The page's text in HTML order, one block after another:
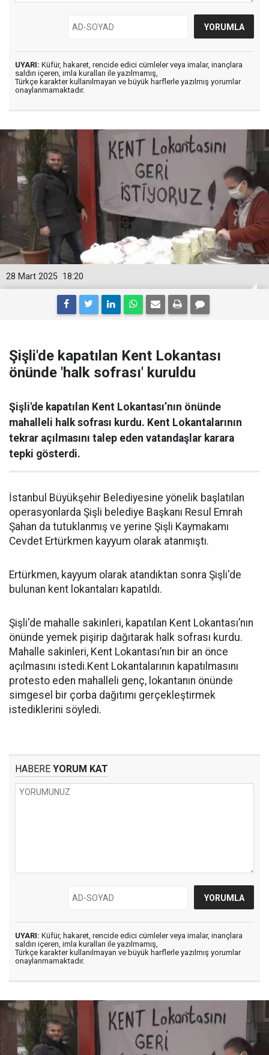
UYARI: Küfür, hakaret, rencide edici cümleler veya imalar, inançlara
saldırı içeren, imla kuralları ile yazılmamış,
Türkçe karakter kullanılmayan ve büyük harflerle yazılmış yorumlar
onaylanmamaktadır.
18:20
28 Mart 2025
Şişli'de kapatılan Kent Lokantası
önünde 'halk sofrası' kuruldu
Şişli'de kapatılan Kent Lokantası’nın önünde
mahalleli halk sofrası kurdu. Kent Lokantalarının
tekrar açılmasını talep eden vatandaşlar karara
tepki gösterdi.
İstanbul Büyükşehir Belediyesine yönelik başlatılan
operasyonlarda Şişli belediye Başkanı Resul Emrah
Şahan da tutuklanmış ve yerine Şişli Kaymakamı
Cevdet Ertürkmen kayyum olarak atanmıştı.
Ertürkmen, kayyum olarak atandıktan sonra Şişli'de
bulunan kent lokantaları kapatıldı.
Şişli'de mahalle sakinleri, kapatılan Kent Lokantası’nın
önünde yemek pişirip dağıtarak halk sofrası kurdu.
Mahalle sakinleri, Kent Lokantası’nın bir an önce
açılmasını istedi.Kent Lokantalarının kapatılmasını
protesto eden mahalleli genç, lokantanın önünde
simgesel bir çorba dağıtımı gerçekleştirmek
istediklerini söyledi.
HABERE YORUM KAT
UYARI: Küfür, hakaret, rencide edici cümleler veya imalar, inançlara
saldırı içeren, imla kuralları ile yazılmamış,
Türkçe karakter kullanılmayan ve büyük harflerle yazılmış yorumlar
onaylanmamaktadır.